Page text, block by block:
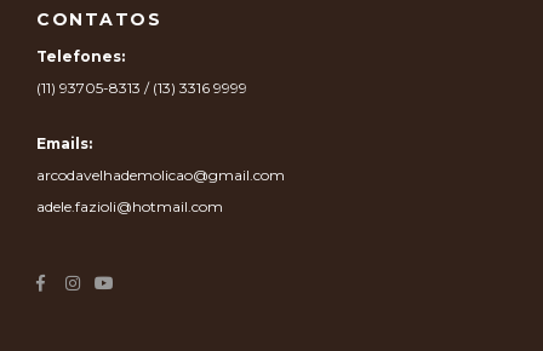
CONTATOS
Telefones:
(11) 93705-8313 / (13) 3316 9999
Emails:
arcodavelhademolicao@gmail.com
adele.fazioli@hotmail.com